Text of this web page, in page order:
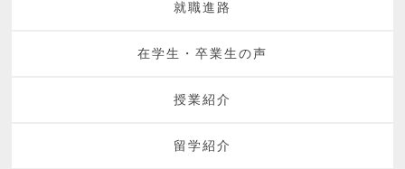
就職進路
在学生・卒業生の声
授業紹介
留学紹介